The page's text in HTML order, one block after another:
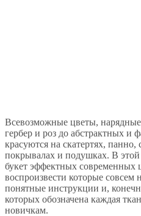
Всевозможные цветы, нарядные
гербер и роз до абстрактных и
красуются на скатертях, панно,
покрывалах и подушках. В
букет эффектных современных
воспроизвести которые
понятные инструкции и,
которых обозначена каждая
новичкам.